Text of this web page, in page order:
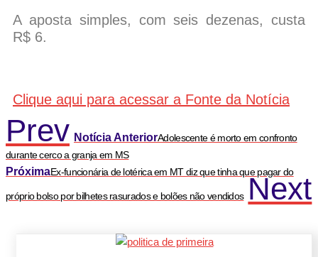
A aposta simples, com seis dezenas, custa
R$ 6.
Clique aqui para acessar a Fonte da Notícia
Prev Notícia AnteriorAdolescente é morto em confronto
durante cerco a granja em MS
PróximaEx-funcionária de lotérica em MT diz que tinha que pagar do
próprio bolso por bilhetes rasurados e bolões não vendidos Next